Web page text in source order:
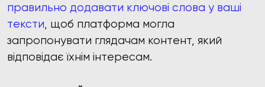
правильно додавати ключові слова у ваші
тексти, щоб платформа могла
запропонувати глядачам контент, який
відповідає їхнім інтересам.